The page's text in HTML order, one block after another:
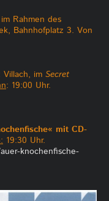
im Rahmen des
Bahnhofplatz 3. Von
Villach, im Secret
: 19:00 Uhr.
mit CD-
19:30 Uhr.
knochenfische-